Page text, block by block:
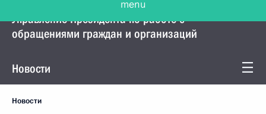
Управление Президента по работе с
обращениями граждан и организаций
Новости
Новости